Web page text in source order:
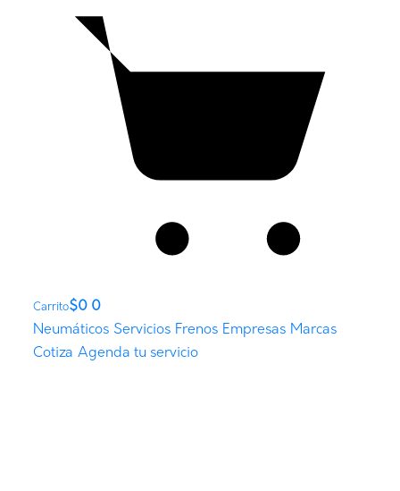
Carrito$0 0
Neumáticos Servicios Frenos Empresas Marcas
Cotiza Agenda tu servicio